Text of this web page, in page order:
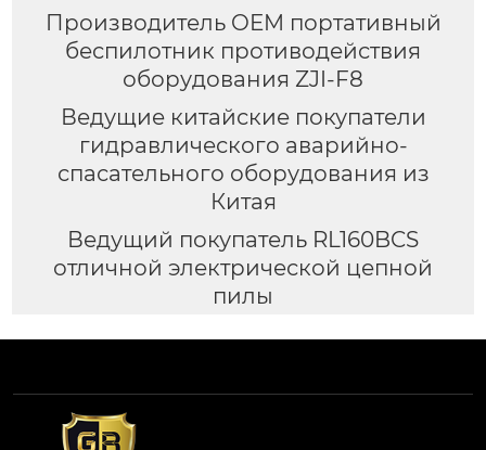
Производитель OEM портативный
беспилотник противодействия
оборудования ZJI-F8
Ведущие китайские покупатели
гидравлического аварийно-
спасательного оборудования из
Китая
Ведущий покупатель RL160BCS
отличной электрической цепной
пилы